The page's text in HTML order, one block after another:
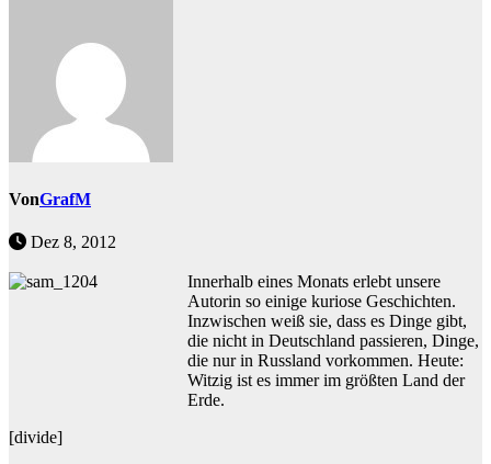
VonGrafM
Dez 8, 2012
Innerhalb eines Monats erlebt unsere
Autorin so einige kuriose Geschichten.
Inzwischen weiß sie, dass es Dinge gibt,
die nicht in Deutschland passieren, Dinge,
die nur in Russland vorkommen. Heute:
Witzig ist es immer im größten Land der
Erde.
[divide]